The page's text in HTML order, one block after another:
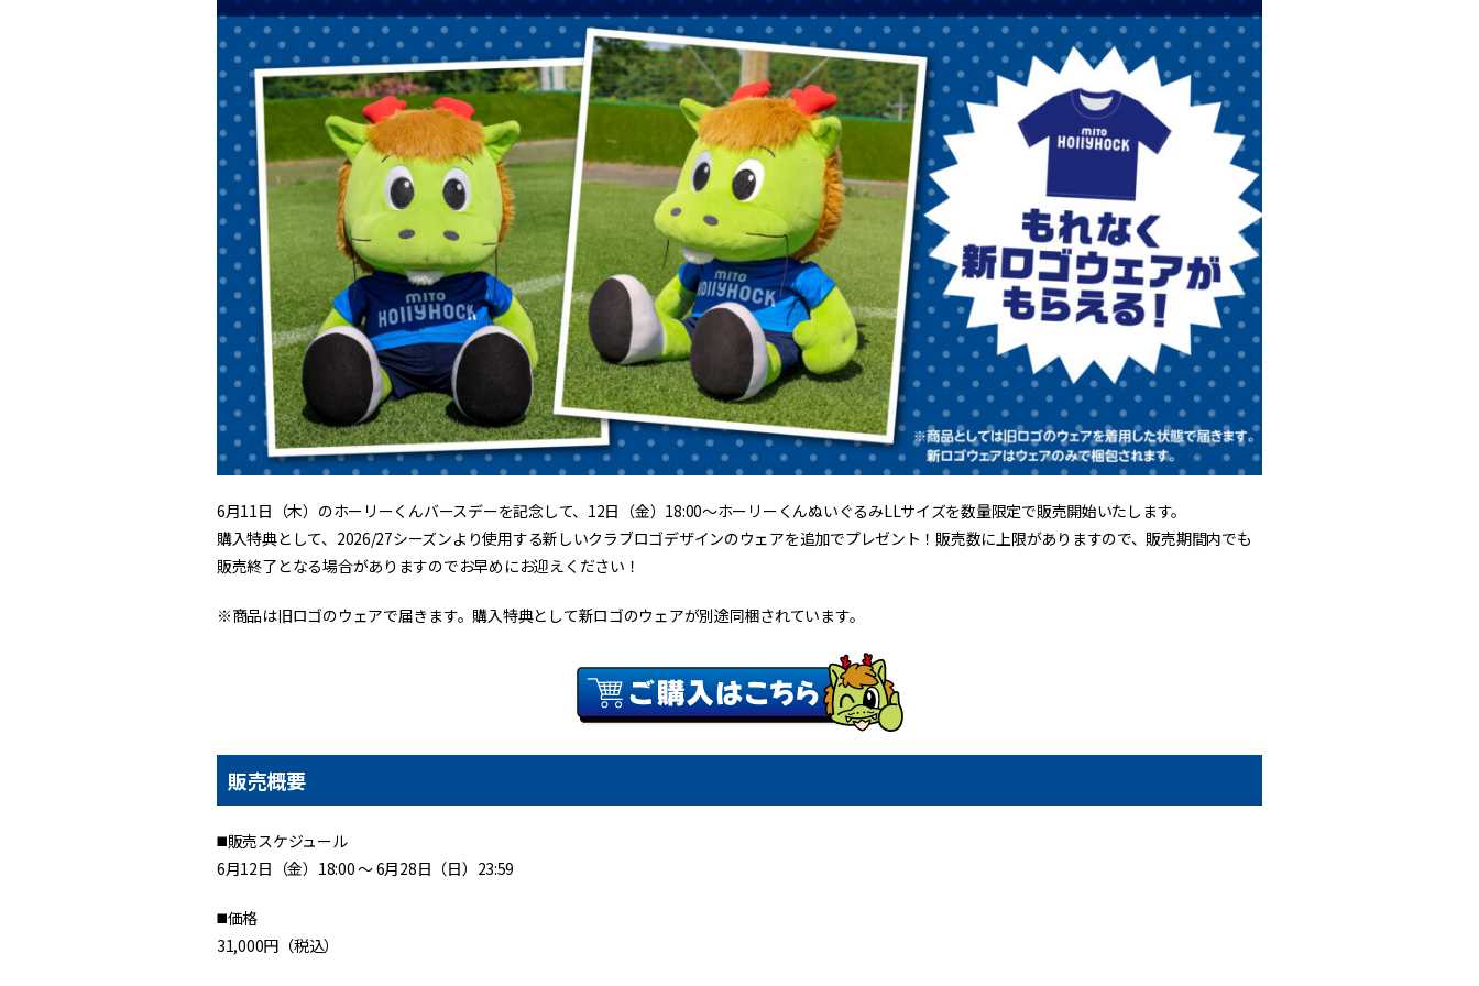
6月11日（木）のホーリーくんバースデーを記念して、12日（金）18:00〜ホーリーくんぬいぐるみLLサイズを数量限定で販売開始いたします。
購入特典として、2026/27シーズンより使用する新しいクラブロゴデザインのウェアを追加でプレゼント！販売数に上限がありますので、販売期間内でも
販売終了となる場合がありますのでお早めにお迎えください！
※商品は旧ロゴのウェアで届きます。購入特典として新ロゴのウェアが別途同梱されています。
販売概要
◼️販売スケジュール
6月12日（金）18:00 〜 6月28日（日）23:59
◼️価格
31,000円（税込）